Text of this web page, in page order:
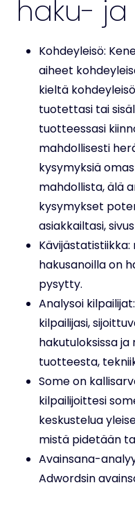
haku-
Kohdeyleisö:
aiheet
kieltä
tuotettasi tai
tuotteessasi
mahdollisesti
kysymyksiä
mahdollista, älä
kysymykset
asiakkailtasi,
hakusanoilla on
pysytty.
Analysoi
kilpailijasi,
hakutuloksissa ja
tuotteesta,
Some on
kilpailijoittesi
keskustelua
mistä pidetään
Avainsana-
Adwordsin